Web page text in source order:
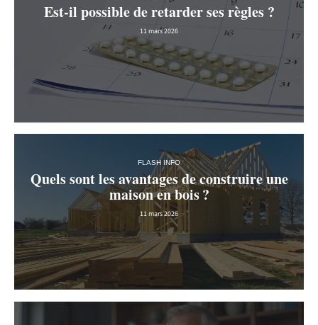
Est-il possible de retarder ses règles ?
11 mars 2026
FLASH INFO
Quels sont les avantages de construire une
maison en bois ?
11 mars 2026